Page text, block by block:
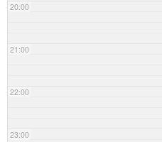
20:00
21:00
22:00
23:00